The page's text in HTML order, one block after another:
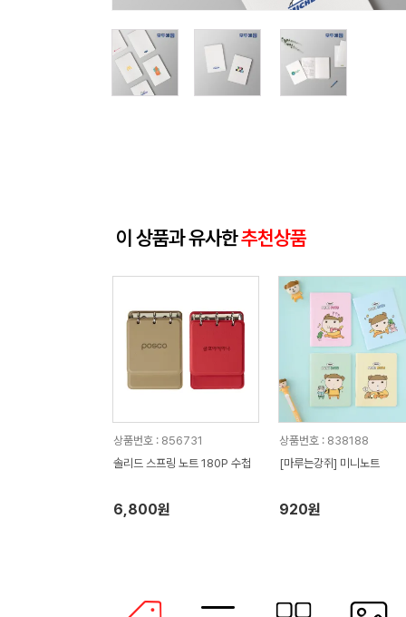
이 상품과 유사한추천상품
상품번호 : 856731
솔리드 스프링 노트 180P 수첩
6,800원
상품번호 : 838188
[마루는강쥐] 미니노트
920원